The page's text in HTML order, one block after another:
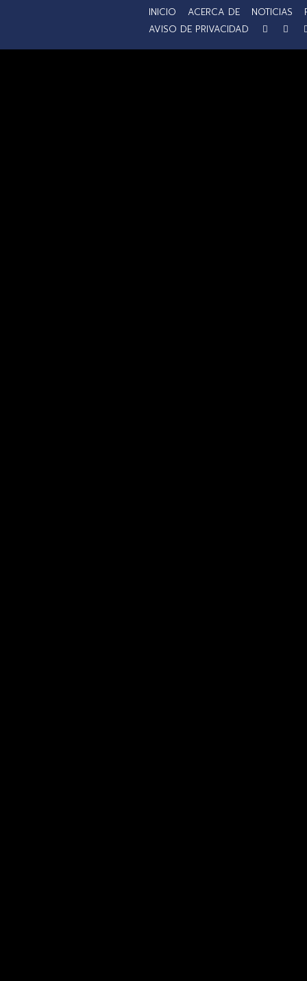
INICIO ACERCA DE NOTICIAS
AVISO DE PRIVACIDAD